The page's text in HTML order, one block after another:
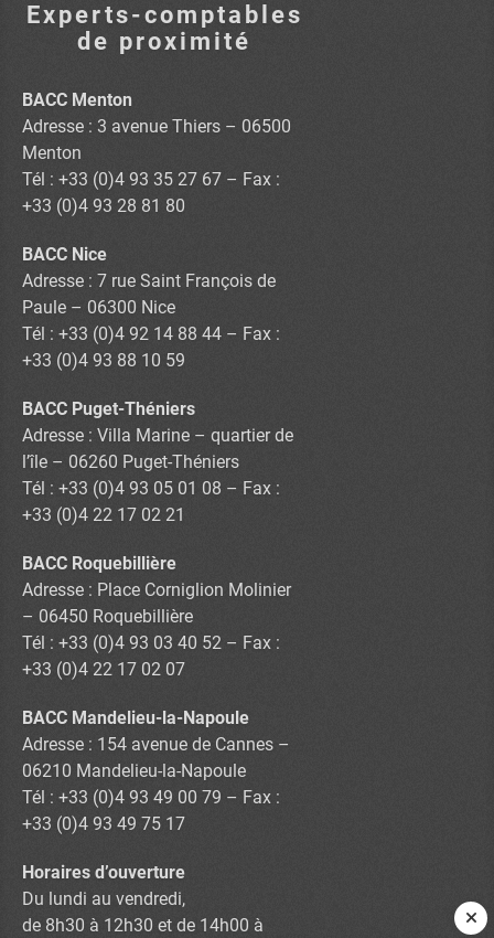
Experts-comptables
de proximité
BACC Menton
Adresse : 3 avenue Thiers – 06500
Menton
Tél : +33 (0)4 93 35 27 67 – Fax :
+33 (0)4 93 28 81 80
BACC Nice
Adresse : 7 rue Saint François de
Paule – 06300 Nice
Tél : +33 (0)4 92 14 88 44 – Fax :
+33 (0)4 93 88 10 59
BACC Puget-Théniers
Adresse : Villa Marine – quartier de
l’île – 06260 Puget-Théniers
Tél : +33 (0)4 93 05 01 08 – Fax :
+33 (0)4 22 17 02 21
BACC Roquebillière
Adresse : Place Corniglion Molinier
– 06450 Roquebillière
Tél : +33 (0)4 93 03 40 52 – Fax :
+33 (0)4 22 17 02 07
BACC Mandelieu-la-Napoule
Adresse : 154 avenue de Cannes –
06210 Mandelieu-la-Napoule
Tél : +33 (0)4 93 49 00 79 – Fax :
+33 (0)4 93 49 75 17
Horaires d’ouverture
Du lundi au vendredi,
de 8h30 à 12h30 et de 14h00 à